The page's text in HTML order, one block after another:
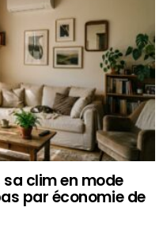
clim en mode
par économie de